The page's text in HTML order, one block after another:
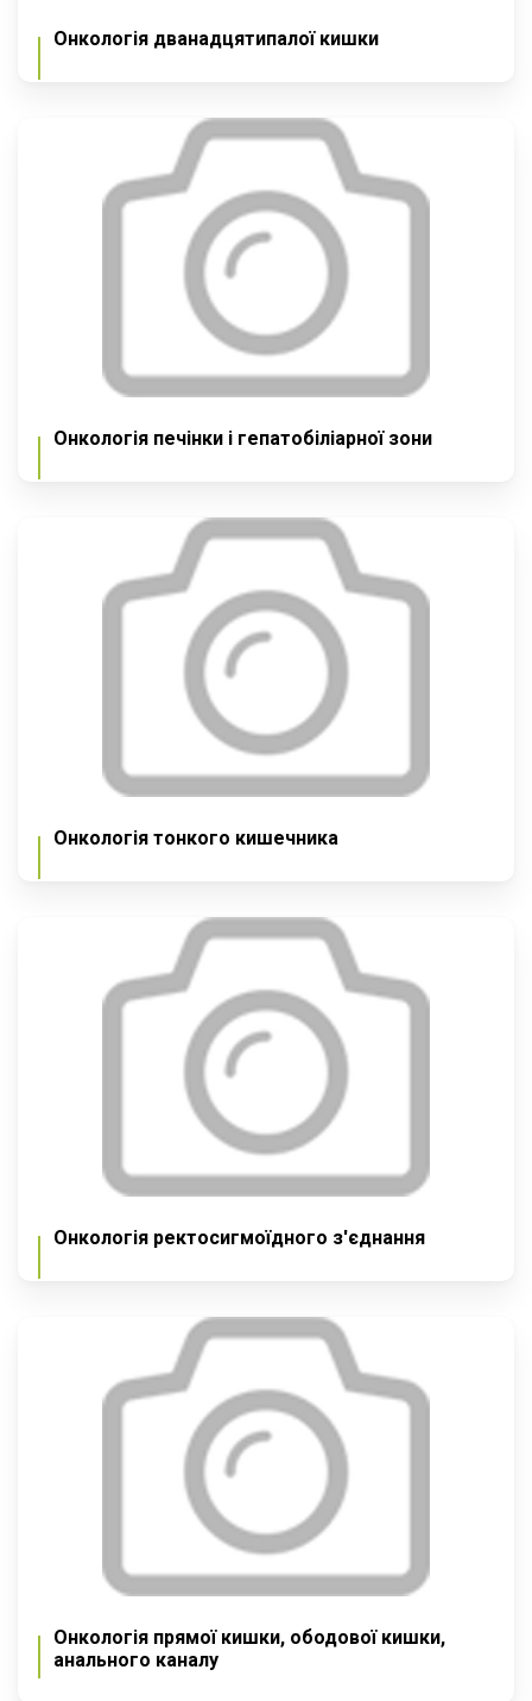
Онкологія дванадцятипалої кишки
Онкологія печінки і гепатобіліарної зони
Онкологія тонкого кишечника
Онкологія ректосигмоїдного з'єднання
Онкологія прямої кишки, ободової кишки,
анального каналу